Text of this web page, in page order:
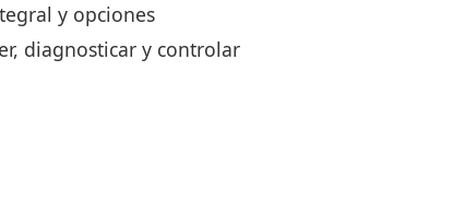
y opciones
diagnosticar y controlar